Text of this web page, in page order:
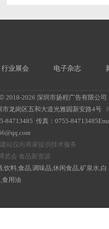
行业展会 电子杂志
© 2018-2026 深圳市扬程广告有限公
市龙岗区五和大道光雅园新安路4号
84713485 传真：0755-
建站仅向商家提供技术服务
览会 食品新资源
料,食品,调味品,休闲食品,矿泉水,白
食用油